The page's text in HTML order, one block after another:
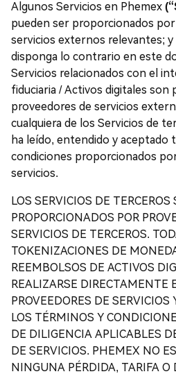
Algunos Servicios en Phemex
pueden ser proporcionados
servicios externos relevantes; y
disponga lo contrario en este
Servicios relacionados con el
fiduciaria / Activos digitales
proveedores de servicios
cualquiera de los Servicios de
ha leído, entendido y aceptado
condiciones proporcionados
servicios.
LOS SERVICIOS DE TERCEROS
PROPORCIONADOS POR
SERVICIOS DE TERCEROS.
TOKENIZACIONES DE
REEMBOLSOS DE ACTIVOS
REALIZARSE DIRECTAMENTE
PROVEEDORES DE
LOS TÉRMINOS Y
DE DILIGENCIA APLICABLES
DE SERVICIOS. PHEMEX NO
NINGUNA PÉRDIDA, TARIFA O